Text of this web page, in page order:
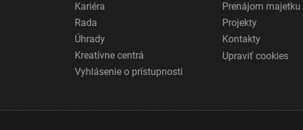
Kariéra
Rada
Úhrady
Kreatívne centrá
Vyhlásenie o prístupnosti
Prenájom majetku
Projekty
Kontakty
Upraviť cookies